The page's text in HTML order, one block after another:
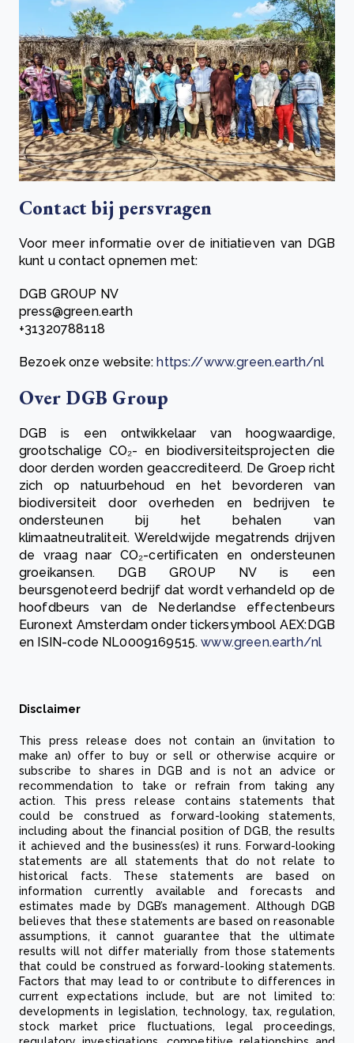
Contact bij persvragen
Voor meer informatie over de initiatieven van DGB
kunt u contact opnemen met:
DGB GROUP NV
press@green.earth
+31320788118
Bezoek onze website: https://www.green.earth/nl
Over DGB Group
DGB is een ontwikkelaar van hoogwaardige,
grootschalige CO₂- en biodiversiteitsprojecten die
door derden worden geaccrediteerd. De Groep richt
zich op natuurbehoud en het bevorderen van
biodiversiteit door overheden en bedrijven te
ondersteunen bij het behalen van
klimaatneutraliteit. Wereldwijde megatrends drijven
de vraag naar CO₂-certificaten en ondersteunen
groeikansen. DGB GROUP NV is een
beursgenoteerd bedrijf dat wordt verhandeld op de
hoofdbeurs van de Nederlandse effectenbeurs
Euronext Amsterdam onder tickersymbool AEX:DGB
en ISIN-code NL0009169515.www.green.earth/nl
Disclaimer
This press release does not contain an (invitation to
make an) offer to buy or sell or otherwise acquire or
subscribe to shares in DGB and is not an advice or
recommendation to take or refrain from taking any
action. This press release contains statements that
could be construed as forward-looking statements,
including about the financial position of DGB, the results
it achieved and the business(es) it runs. Forward-looking
statements are all statements that do not relate to
historical facts. These statements are based on
information currently available and forecasts and
estimates made by DGB’s management. Although DGB
believes that these statements are based on reasonable
assumptions, it cannot guarantee that the ultimate
results will not differ materially from those statements
that could be construed as forward-looking statements.
Factors that may lead to or contribute to differences in
current expectations include, but are not limited to:
developments in legislation, technology, tax, regulation,
stock market price fluctuations, legal proceedings,